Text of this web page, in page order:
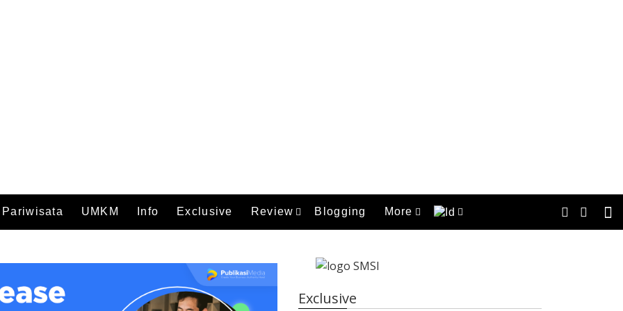
Pariwisata UMKM Info Exclusive Review Blogging More
Exclusive